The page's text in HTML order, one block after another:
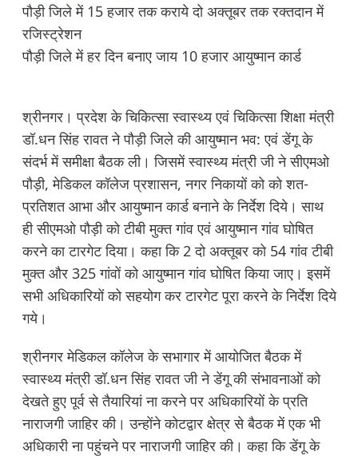
पौड़ी जिले में 15 हजार तक कराये दो अक्तूबर तक रक्तदान में
रजिस्ट्रेशन
पौड़ी जिले में हर दिन बनाए जाय 10 हजार आयुष्मान कार्ड
श्रीनगर। प्रदेश के चिकित्सा स्वास्थ्य एवं चिकित्सा शिक्षा मंत्री
डॉ.धन सिंह रावत ने पौड़ी जिले की आयुष्मान भव: एवं डेंगू के
संदर्भ में समीक्षा बैठक ली। जिसमें स्वास्थ्य मंत्री जी ने सीएमओ
पौड़ी, मेडिकल कॉलेज प्रशासन, नगर निकायों को को शत-
प्रतिशत आभा और आयुष्मान कार्ड बनाने के निर्देश दिये। साथ
ही सीएमओ पौड़ी को टीबी मुक्त गांव एवं आयुष्मान गांव घोषित
करने का टारगेट दिया। कहा कि 2 दो अक्तूबर को 54 गांव टीबी
मुक्त और 325 गांवों को आयुष्मान गांव घोषित किया जाए। इसमें
सभी अधिकारियों को सहयोग कर टारगेट पूरा करने के निर्देश दिये
गये।
श्रीनगर मेडिकल कॉलेज के सभागार में आयोजित बैठक में
स्वास्थ्य मंत्री डॉ.धन सिंह रावत जी ने डेंगू की संभावनाओं को
देखते हुए पूर्व से तैयारियां ना करने पर अधिकारियों के प्रति
नाराजगी जाहिर की। उन्होंने कोटद्वार क्षेत्र से बैठक में एक भी
अधिकारी ना पहुंचने पर नाराजगी जाहिर की। कहा कि डेंगू के